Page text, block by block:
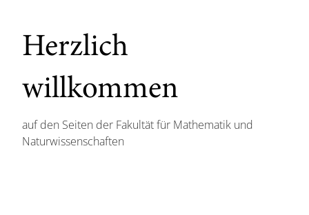
Herzlich
willkommen
auf den Seiten der Fakultät für Mathematik und
Naturwissenschaften